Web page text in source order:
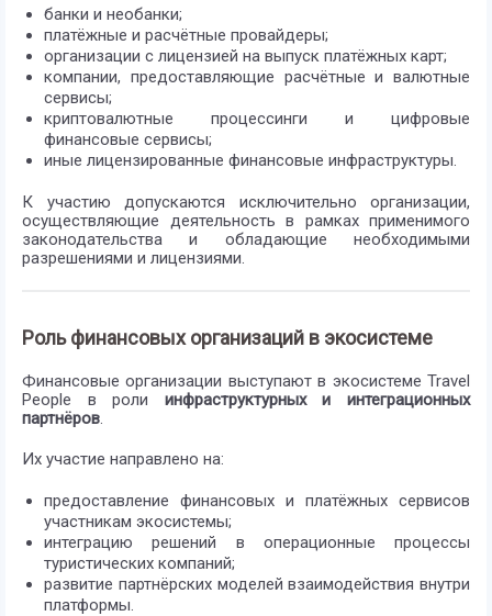
банки и необанки;
платёжные и расчётные провайдеры;
организации с лицензией на выпуск платёжных карт;
компании, предоставляющие расчётные и валютные
сервисы;
криптовалютные процессинги и цифровые
финансовые сервисы;
иные лицензированные финансовые инфраструктуры.
К участию допускаются исключительно организации,
осуществляющие деятельность в рамках применимого
законодательства и обладающие необходимыми
разрешениями и лицензиями.
Роль финансовых организаций в экосистеме
Финансовые организации выступают в экосистеме Travel
People в роли инфраструктурных и интеграционных
партнёров.
Их участие направлено на:
предоставление финансовых и платёжных сервисов
участникам экосистемы;
интеграцию решений в операционные процессы
туристических компаний;
развитие партнёрских моделей взаимодействия внутри
платформы.